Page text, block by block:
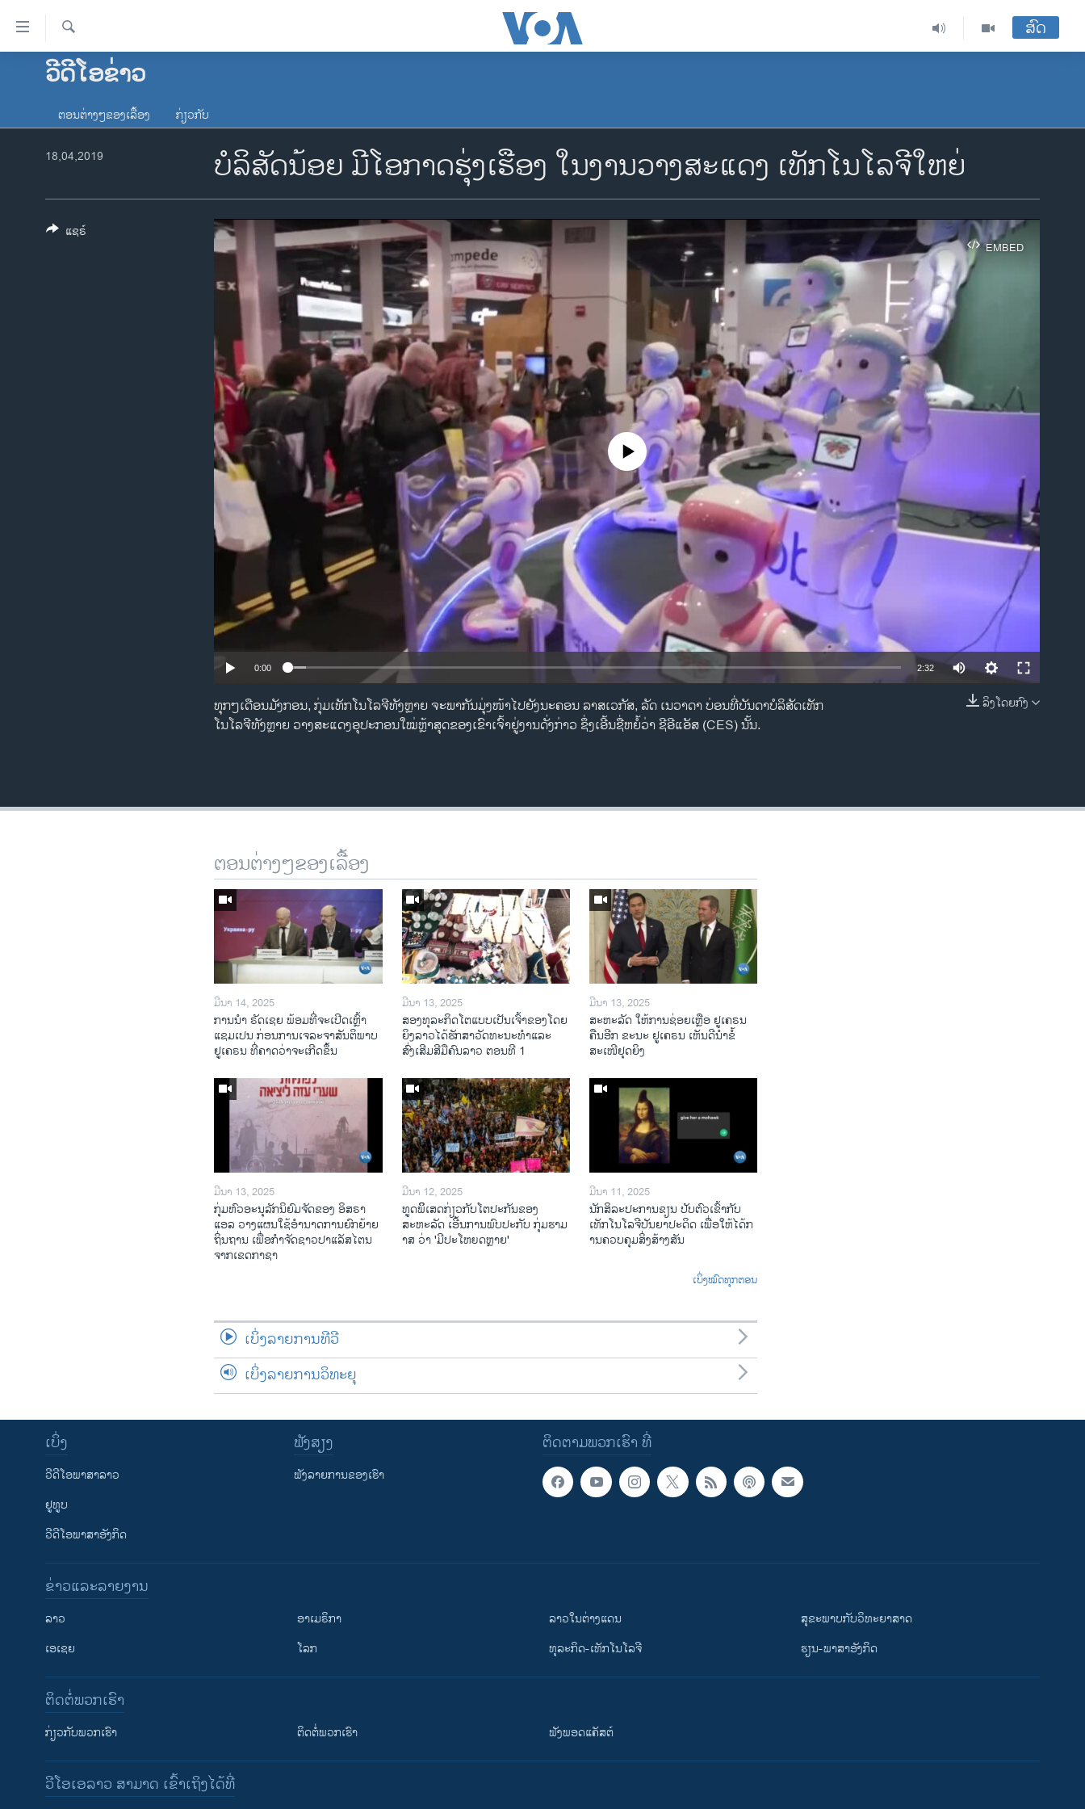
ລິ້ງ
ສຳຫລັບ
ຂ້າມ
ໂຮມເພຈ
ອາເມຣິກາ
ການເລືອກຕັ້ງ ປະທານາທີບໍດີ ສະຫະລັດ
ຂ່າວ​ຈີນ
ຄົ້ນຫາ
ສົດ
ວີດີໂອຂ່າວ
ຕອນຕ່າງໆຂອງເລື້ອງ ກ່ຽວກັບ
ບໍ​ລິ​ສັດ​ນ້ອຍ ມີ​ໂອ​ກາດຮຸ່ງ​ເຮືອງ ໃນ​ງານ​ວາງ​ສະ​ແດງ​ ເທັກ​ໂນ​ໂລ​ຈີໃຫຍ່
18,04,2019
EMBED
EMBED
No media source currently available
0:00 2:32
ລິງໂດຍກົງ
ທຸກ​ໆ​ເດືອນ​ມັງ​ກອນ, ກຸ່ມເທັກ​ໂນ​ໂລ​ຈີທັງຫຼາຍ ຈະ​ພາ​ກັນ​ມຸ່ງ​ໜ້າ​ໄປ​ຍັງນະ​ຄອນ ລາ​ສເວກັສ, ລັດ ເນວາດາ ບ່ອນທີ່ບັນດາບໍລິສັດເທັກ
ໂນໂລຈີທັງຫຼາຍ ວາງສະແດງອຸປະກອນໃໝ່ຫຼ້າສຸດຂອງເຂົາເຈົ້າຢູ່ງານດັ່ງກ່າວ ຊຶ່ງເອີ້ນຊື່ຫຍໍ້ວ່າ ຊີອີແອັສ (CES) ນັ້ນ.
ແຊຣ໌
ຕອນຕ່າງໆຂອງເລື້ອງ
ມີນາ 14, 2025
ການ​ນຳ ຣັດ​ເຊຍ ພ້ອມ​ທີ່​ຈະ​ເປີ​ດ​ເຫຼົ້າ​
ແຊມ​ເປນ ກ່ອນການ​ເຈ​ລະ​ຈາ​ສັນ​ຕິ​ພາບ
ຢູ​ເຄ​ຣນ ທີ່​ຄາດ​ວ່າ​ຈະ​ເກີດ​ຂຶ້ນ
ມີນາ 13, 2025
ສອງທຸລະກິດໂຕແບບເປັນເຈົ້າຂອງໂດຍ
ຍິງລາວໄດ້ຮັກສາວັດທະນະທຳແລະ
ສົ່ງເສີມສີມືຄົນລາວ ຕອນທີ 1
ມີນາ 13, 2025
ສະຫະລັດ ໃຫ້ການຊ່ອຍເຫຼືອ ຢູເຄຣນ
ຄືນອີກ ຂະນະ ຢູເຄຣນ ເຫັນດີນຳຂໍ້
ສະເໜີຢຸດຍິງ
ມີນາ 13, 2025
ກຸ່ມຫົວອະນຸລັກນິຍົມຈັດຂອງ ອິສຣາ
ແອລ ວາງແຜນໃຊ້ອຳນາດການຍົກຍ້າຍ
ຖິ່ນຖານ ເພື່ອກຳຈັດຊາວປາແລັສໄຕນ
ຈາກເຂດກາຊາ
ມີນາ 12, 2025
ທູດພິິເສດກ່ຽວກັບໂຕປະກັນຂອງ
ສະຫະລັດ ເອີ້ນການພົບປະກັບ ກຸ່ມຮາມ
າສ ວ່າ 'ມີປະໂຫຍດຫຼາຍ'
ມີນາ 11, 2025
ນັກ​ສິ​ລະ​ປະ​ການ​ຂຽນ ປັບ​ຕົວ​ເຂົ້າ​ກັບ​
ເທັກ​ໂນ​ໂລ​ຈີ​ປັນ​ຍາ​ປະ​ດິດ ເພື່ອ​ໃຫ້​ໄດ້​ກ​
ານ​ຄວບ​ຄຸມ​ສິ່ງ​ສ້າງ​ສັນ
ເບິ່ງໝົດທຸກຕອນ
ເບິ່ງລາຍການທີວີ
ເບິ່ງລາຍການວິທະຍຸ
ຕິດຕາມພວກເຮົາ ທີ່
ເບິ່ງ
ວີດີໂອພາສາລາວ
ຢູທູບ
ວີດີໂອພາສາອັງກິດ
ຟັງສຽງ
ຟັງລາຍການຂອງເຮົາ
ຂ່າວແລະລາຍງານ
ລາວ
ເອເຊຍ
ອາເມຣິກາ
ໂລກ
ລາວໃນຕ່າງແດນ
ທຸລະກິດ-ເທັກໂນໂລຈີ
ສຸຂະພາບກັບວິທະຍາສາດ
ຮຽນ-ພາສາອັງກິດ
ຕິດຕໍ່ພວກເຮົາ
ກ່ຽວກັບພວກເຮົາ ຕິດຕໍ່ພວກເຮົາ ຟັງພອດແຄັສຕ໌
ວີໂອເອລາວ ສາມາດ ເຂົ້າເຖິງໄດ້ທີ່